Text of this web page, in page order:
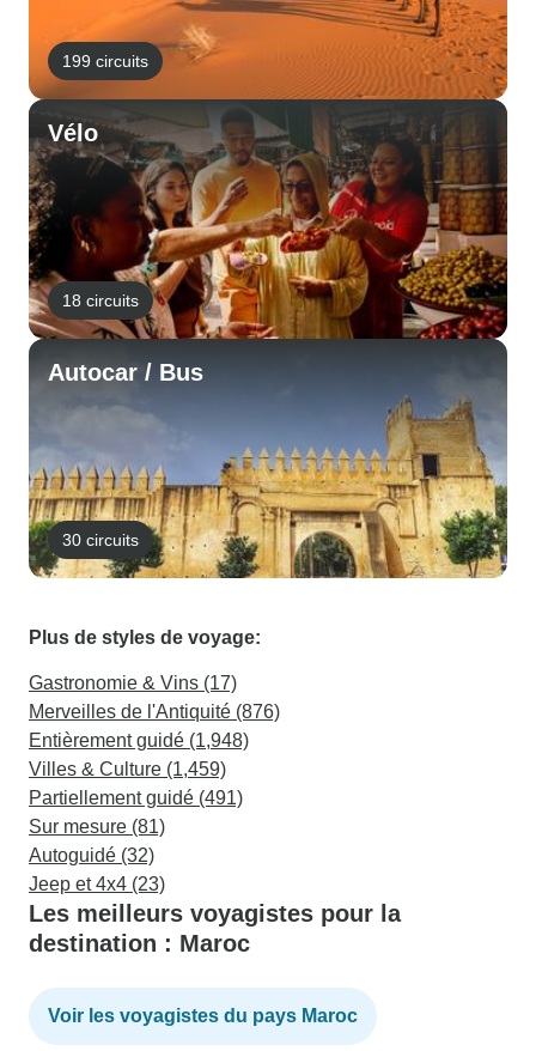
199 circuits
Vélo
18 circuits
Autocar / Bus
30 circuits
Plus de styles de voyage:
Gastronomie & Vins (17)
Merveilles de l'Antiquité (876)
Entièrement guidé (1,948)
Villes & Culture (1,459)
Partiellement guidé (491)
Sur mesure (81)
Autoguidé (32)
Jeep et 4x4 (23)
Les meilleurs voyagistes pour la
destination : Maroc
Voir les voyagistes du pays Maroc